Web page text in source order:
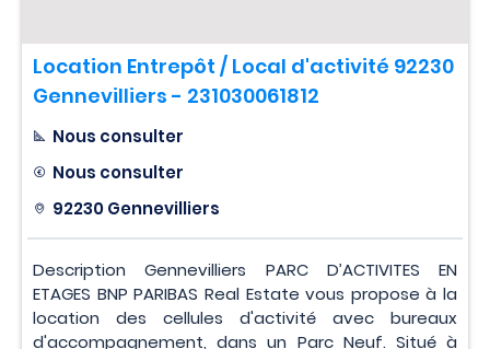
Location Entrepôt / Local d'activité 92230
Gennevilliers - 231030061812
Nous consulter
Nous consulter
92230 Gennevilliers
Description Gennevilliers PARC D’ACTIVITES EN
ETAGES BNP PARIBAS Real Estate vous propose à la
location des cellules d'activité avec bureaux
d'accompagnement, dans un Parc Neuf. Situé à